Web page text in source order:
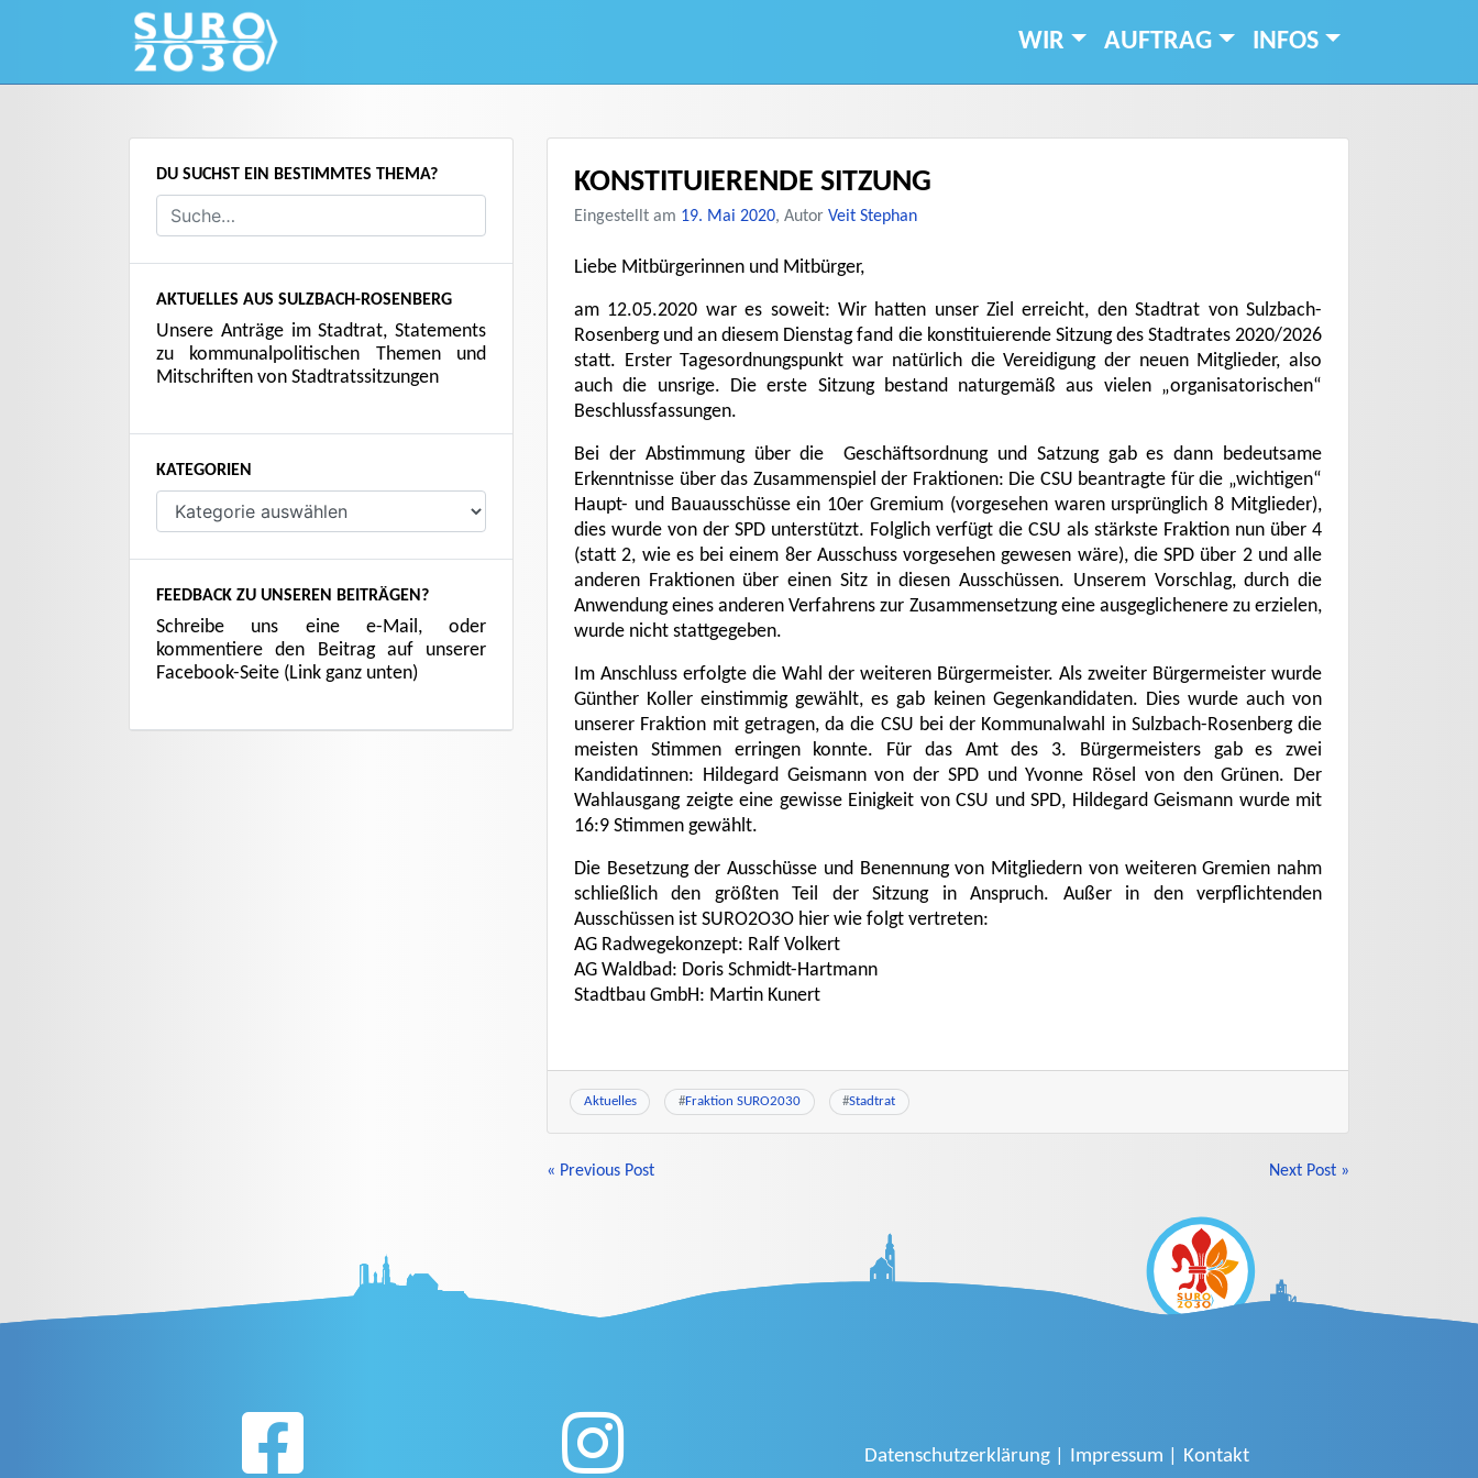
WIR AUFTRAG INFOS
KONSTITUIERENDE SITZUNG
Eingestellt am 19. Mai 2020, Autor Veit Stephan
Liebe Mitbürgerinnen und Mitbürger,
am 12.05.2020 war es soweit: Wir hatten unser Ziel erreicht, den Stadtrat von Sulzbach-
Rosenberg und an diesem Dienstag fand die konstituierende Sitzung des Stadtrates 2020/2026
statt. Erster Tagesordnungspunkt war natürlich die Vereidigung der neuen Mitglieder, also
auch die unsrige. Die erste Sitzung bestand naturgemäß aus vielen „organisatorischen“
Beschlussfassungen.
Bei der Abstimmung über die Geschäftsordnung und Satzung gab es dann bedeutsame
Erkenntnisse über das Zusammenspiel der Fraktionen: Die CSU beantragte für die „wichtigen“
Haupt- und Bauausschüsse ein 10er Gremium (vorgesehen waren ursprünglich 8 Mitglieder),
dies wurde von der SPD unterstützt. Folglich verfügt die CSU als stärkste Fraktion nun über 4
(statt 2, wie es bei einem 8er Ausschuss vorgesehen gewesen wäre), die SPD über 2 und alle
anderen Fraktionen über einen Sitz in diesen Ausschüssen. Unserem Vorschlag, durch die
Anwendung eines anderen Verfahrens zur Zusammensetzung eine ausgeglichenere zu erzielen,
wurde nicht stattgegeben.
Im Anschluss erfolgte die Wahl der weiteren Bürgermeister. Als zweiter Bürgermeister wurde
Günther Koller einstimmig gewählt, es gab keinen Gegenkandidaten. Dies wurde auch von
unserer Fraktion mit getragen, da die CSU bei der Kommunalwahl in Sulzbach-Rosenberg die
meisten Stimmen erringen konnte. Für das Amt des 3. Bürgermeisters gab es zwei
Kandidatinnen: Hildegard Geismann von der SPD und Yvonne Rösel von den Grünen. Der
Wahlausgang zeigte eine gewisse Einigkeit von CSU und SPD, Hildegard Geismann wurde mit
16:9 Stimmen gewählt.
Die Besetzung der Ausschüsse und Benennung von Mitgliedern von weiteren Gremien nahm
schließlich den größten Teil der Sitzung in Anspruch. Außer in den verpflichtenden
Ausschüssen ist SURO2O3O hier wie folgt vertreten:
AG Radwegekonzept: Ralf Volkert
AG Waldbad: Doris Schmidt-Hartmann
Stadtbau GmbH: Martin Kunert
Aktuelles #Fraktion SURO2030 #Stadtrat
BEITRAGSNAVIGATION
« Previous Post Next Post »
DU SUCHST EIN BESTIMMTES THEMA?
AKTUELLES AUS SULZBACH-ROSENBERG
Unsere Anträge im Stadtrat, Statements
zu kommunalpolitischen Themen und
Mitschriften von Stadtratssitzungen
KATEGORIEN
FEEDBACK ZU UNSEREN BEITRÄGEN?
Schreibe uns eine e-Mail, oder
kommentiere den Beitrag auf unserer
Facebook-Seite (Link ganz unten)
Datenschutzerklärung Impressum Kontakt